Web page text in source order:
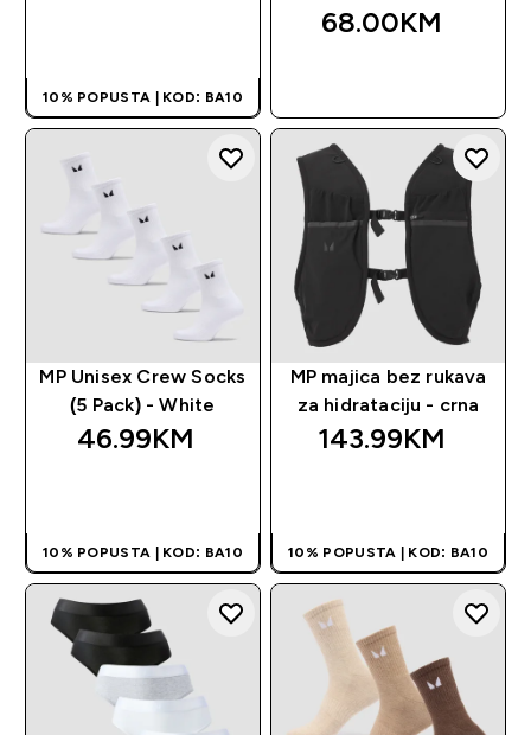
10% POPUSTA | KOD: BA10
68.00KM‎
MP Unisex Crew Socks
(5 Pack) - White
46.99KM‎
10% POPUSTA | KOD: BA10
MP majica bez rukava
za hidrataciju - crna
143.99KM‎
10% POPUSTA | KOD: BA10